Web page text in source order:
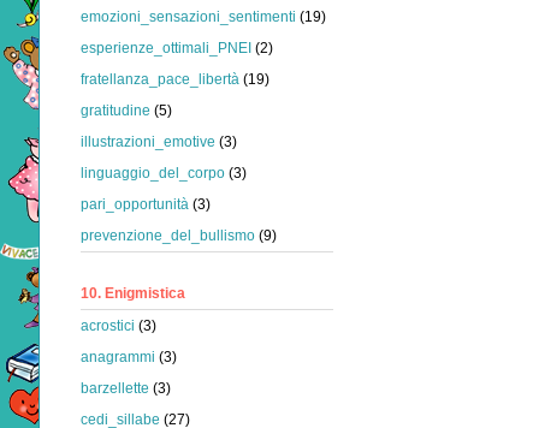
emozioni_sensazioni_sentimenti (19)
esperienze_ottimali_PNEI (2)
fratellanza_pace_libertà (19)
gratitudine (5)
illustrazioni_emotive (3)
linguaggio_del_corpo (3)
pari_opportunità (3)
prevenzione_del_bullismo (9)
10. Enigmistica
acrostici (3)
anagrammi (3)
barzellette (3)
cedi_sillabe (27)